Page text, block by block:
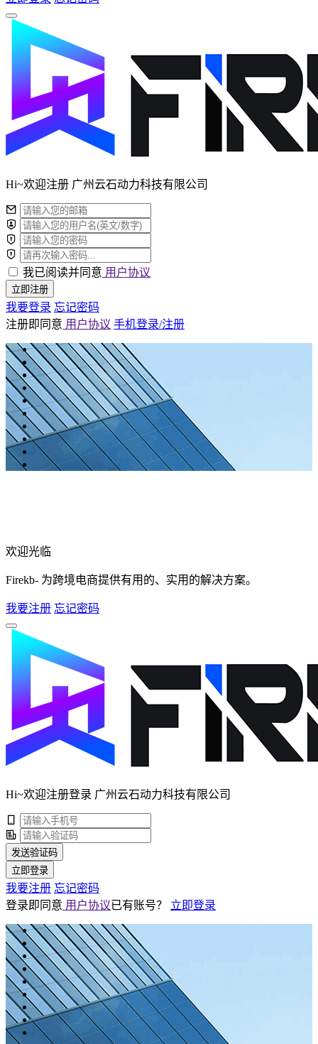
Hi~欢迎注册 广州云石动力科技有限公司
我已阅读并同意 用户协议
立即注册
我要登录 忘记密码
注册即同意 用户协议 手机登录/注册
欢迎光临
Firekb- 为跨境电商提供有用的、实用的解决方案。
我要注册 忘记密码
Hi~欢迎注册登录 广州云石动力科技有限公司
发送验证码
立即登录
我要注册 忘记密码
登录即同意 用户协议已有账号？ 立即登录